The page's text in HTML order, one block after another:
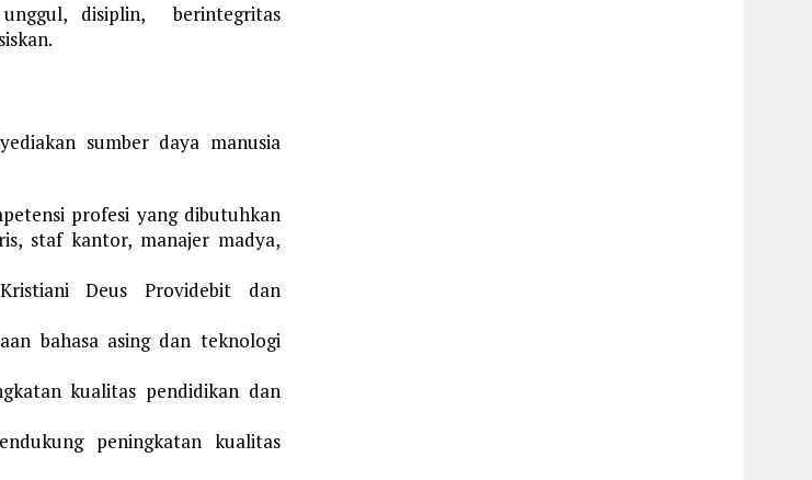
disiplin, berintegritas
sumber daya manusia
profesi yang dibutuhkan
staf kantor, manajer madya,
Deus Providebit dan
bahasa asing dan teknologi
kualitas pendidikan dan
peningkatan kualitas